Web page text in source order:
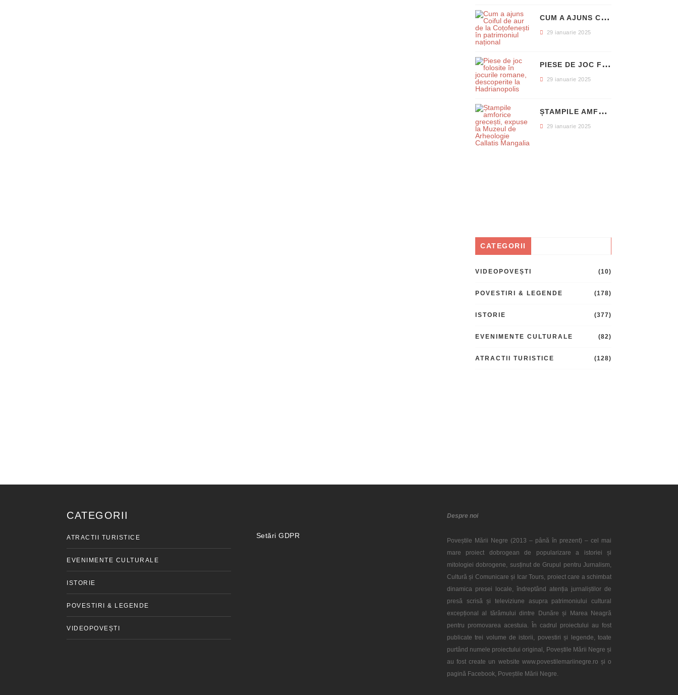
C
UM A AJUNS COIFUL DE AUR DE LA COȚOFENEȘTI ÎN PATRIMONIUL NAȚIONAL
29 ianuarie 2025
P
IESE DE JOC FOLOSITE ÎN JOCURILE ROMANE, DESCOPERITE LA HADRIANOPOLIS
29 ianuarie 2025
Ș
TAMPILE AMFORICE GRECEȘTI, EXPUSE LA MUZEUL DE ARHEOLOGIE CALLATIS MANGALIA
29 ianuarie 2025
CATEGORII
VIDEOPOVEȘTI (10)
POVESTIRI & LEGENDE (178)
ISTORIE (377)
EVENIMENTE CULTURALE (82)
ATRACTII TURISTICE (128)
CATEGORII
ATRACTII TURISTICE
EVENIMENTE CULTURALE
ISTORIE
POVESTIRI & LEGENDE
VIDEOPOVEȘTI
Setări GDPR
Despre noi
Poveștile Mării Negre (2013 – până în prezent) – cel mai
mare proiect dobrogean de popularizare a istoriei și
mitologiei dobrogene, susținut de Grupul pentru Jurnalism,
Cultură și Comunicare și Icar Tours, proiect care a schimbat
dinamica presei locale, îndreptând atenția jurnaliștilor de
presă scrisă și televiziune asupra patrimoniului cultural
excepțional al tărâmului dintre Dunăre și Marea Neagră
pentru promovarea acestuia. În cadrul proiectului au fost
publicate trei volume de istorii, povestiri și legende, toate
purtând numele proiectului original, Poveștile Mării Negre și
au fost create un website www.povestilemariinegre.ro și o
pagină Facebook, Poveștile Mării Negre.